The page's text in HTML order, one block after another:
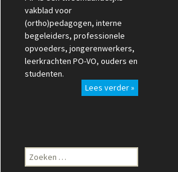
vakblad voor
(ortho)pedagogen, interne
begeleiders, professionele
opvoeders, jongerenwerkers,
leerkrachten PO-VO, ouders en
studenten.
Lees verder »
Zoeken
naar: